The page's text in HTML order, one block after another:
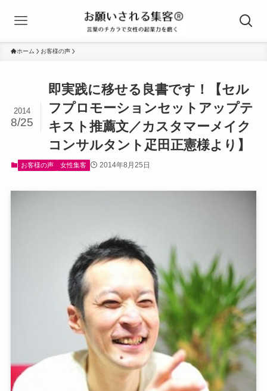
ホーム お客様の声
即実践に移せる良書です！【セル
フプロモーションセットアップテ
キスト推薦文／カスタマーメイク
コンサルタント疋田正憲様より】
2014
8/25
お客様の声 女性集客 2014年8月25日